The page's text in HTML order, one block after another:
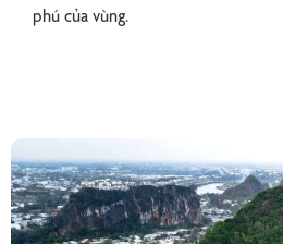
phú của vùng.